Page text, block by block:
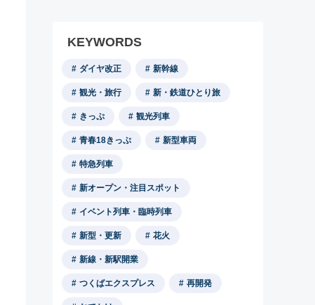
KEYWORDS
ダイヤ改正 新幹線
観光・旅行 新・鉄道ひとり旅
きっぷ 観光列車
青春18きっぷ 新型車両
特急列車
新オープン・注目スポット
イベント列車・臨時列車
新型・更新 花火
新線・新駅開業
つくばエクスプレス 再開発